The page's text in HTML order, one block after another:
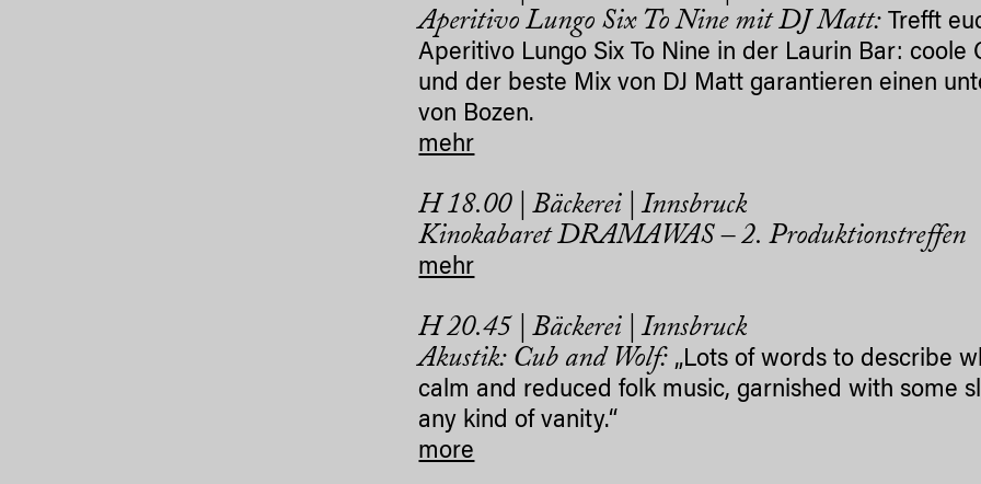
Aperitivo Lungo Six To Nine mit DJ Matt: Trefft
Aperitivo Lungo Six To Nine in der Laurin Bar:
und der beste Mix von DJ Matt garantieren einen
von Bozen.
mehr
H 18.00 | Bäckerei | Innsbruck
Kinokabaret DRAMAWAS – 2. Produktionstreffen
mehr
H 20.45 | Bäckerei | Innsbruck
Akustik: Cub and Wolf: „Lots of words to describe
calm and reduced folk music, garnished with some
any kind of vanity.“
more